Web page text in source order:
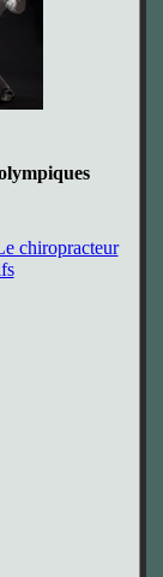
chiropracteur